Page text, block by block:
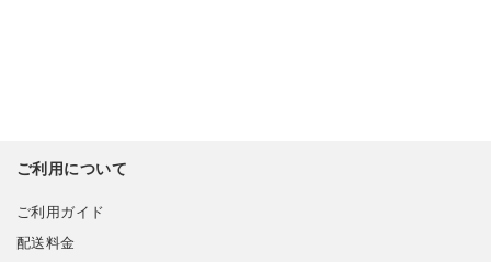
ご利用について
ご利用ガイド
配送料金